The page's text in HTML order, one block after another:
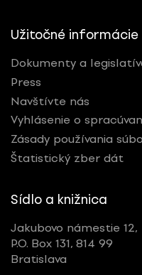
Užitočné informácie
Dokumenty a
Press
Navštívte nás
Vyhlásenie o
Zásady používania
Štatistický zber dát
Sídlo a knižnica
Jakubovo námestie 12,
P.O. Box 131, 814 99
Bratislava